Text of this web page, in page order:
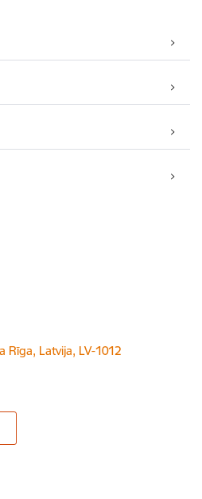
Rīga, Latvija, LV-1012